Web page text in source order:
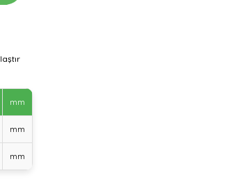
mm
mm
mm